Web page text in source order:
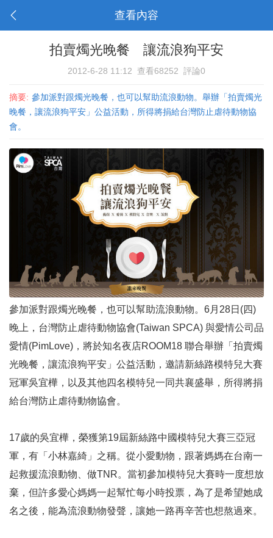
查看內容
拍賣燭光晚餐 讓流浪狗平安
2012-6-28 11:12 查看68252 評論0
摘要: 參加派對跟燭光晚餐，也可以幫助流浪動物。舉辦「拍賣燭光
晚餐，讓流浪狗平安」公益活動，所得將捐給台灣防止虐待動物協
會。
參加派對跟燭光晚餐，也可以幫助流浪動物。6月28日(四)
晚上，台灣防止虐待動物協會(Taiwan SPCA) 與愛情公司品
愛情(PimLove)，將於知名夜店ROOM18 聯合舉辦「拍賣燭
光晚餐，讓流浪狗平安」公益活動，邀請新絲路模特兒大賽
冠軍吳宜樺，以及其他四名模特兒一同共襄盛舉，所得將捐
給台灣防止虐待動物協會。
17歲的吳宜樺，榮獲第19屆新絲路中國模特兒大賽三亞冠
軍，有「小林嘉綺」之稱。從小愛動物，跟著媽媽在台南一
起救援流浪動物、做TNR。當初參加模特兒大賽時一度想放
棄，但許多愛心媽媽一起幫忙每小時投票，為了是希望她成
名之後，能為流浪動物發聲，讓她一路再辛苦也想熬過來。